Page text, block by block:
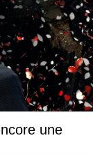
une